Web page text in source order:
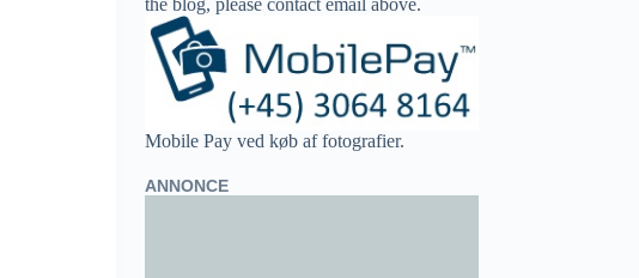
the blog, please contact email above.
Mobile Pay ved køb af fotografier.
ANNONCE